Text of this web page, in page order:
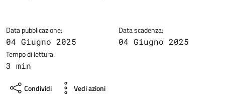
Data pubblicazione:
04 Giugno 2025
Data scadenza:
04 Giugno 2025
Tempo di lettura:
3 min
Condividi Vedi azioni